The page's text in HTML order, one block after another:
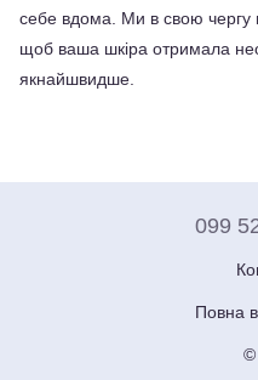
себе вдома. Ми в свою чергу
щоб ваша шкіра отримала
якнайшвидше.
099
Повна
©